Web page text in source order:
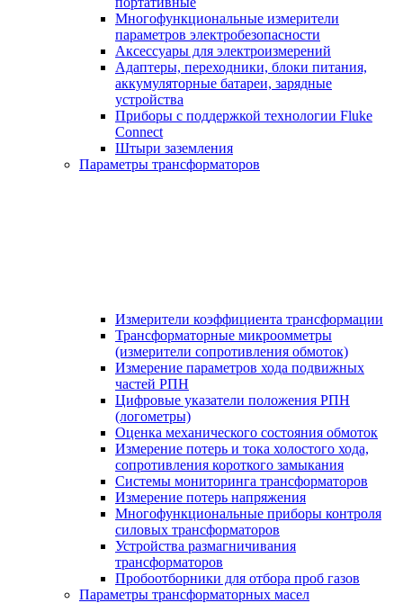
Многофункциональные измерители
параметров электробезопасности
Аксессуары для электроизмерений
Адаптеры, переходники, блоки питания,
аккумуляторные батареи, зарядные
устройства
Приборы с поддержкой технологии Fluke
Connect
Штыри заземления
Параметры трансформаторов
Измерители коэффициента трансформации
Трансформаторные микроомметры
(измерители сопротивления обмоток)
Измерение параметров хода подвижных
частей РПН
Цифровые указатели положения РПН
(логометры)
Оценка механического состояния обмоток
Измерение потерь и тока холостого хода,
сопротивления короткого замыкания
Системы мониторинга трансформаторов
Измерение потерь напряжения
Многофункциональные приборы контроля
силовых трансформаторов
Устройства размагничивания
трансформаторов
Пробоотборники для отбора проб газов
Параметры трансформаторных масел